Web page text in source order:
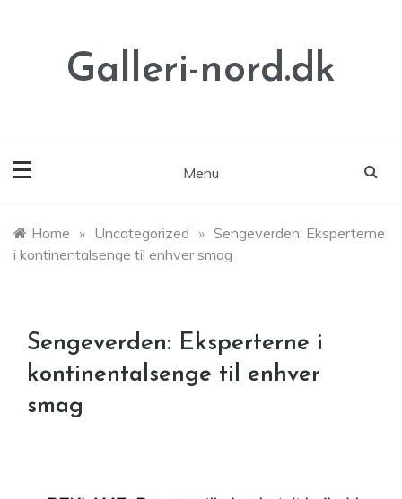
Galleri-nord.dk
Menu
Home » Uncategorized » Sengeverden: Eksperterne
i kontinentalsenge til enhver smag
Sengeverden: Eksperterne i
kontinentalsenge til enhver
smag